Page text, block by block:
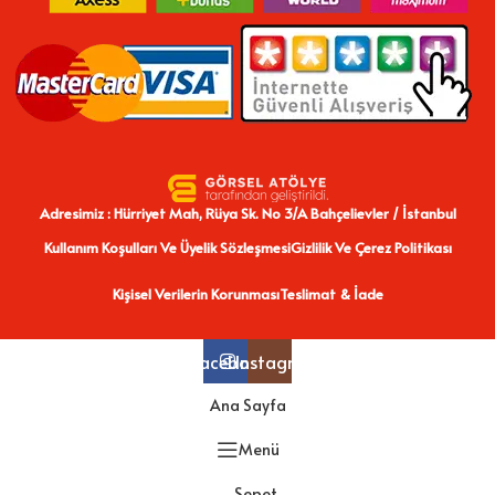
Adresimiz : Hürriyet Mah, Rüya Sk. No 3/A Bahçelievler / İstanbul
Kullanım Koşulları Ve Üyelik SözleşmesiGizlilik Ve Çerez Politikası
Kişisel Verilerin KorunmasıTeslimat & İade
FacebookInstagram
Ana Sayfa
Menü